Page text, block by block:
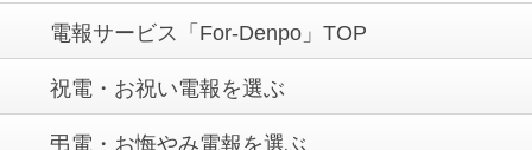
電報サービス「For-Denpo」TOP
祝電・お祝い電報を選ぶ
弔電・お悔やみ電報を選ぶ